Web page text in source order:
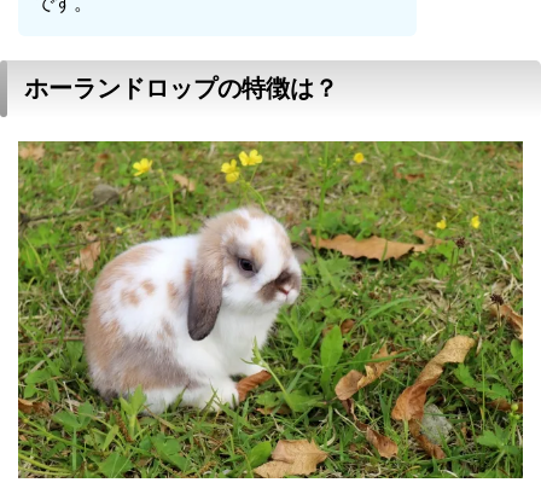
ホーランドロップの特徴は？